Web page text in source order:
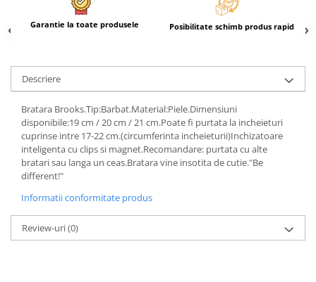
Garantie la toate produsele Posibilitate schimb produs rapid
Descriere
Bratara Brooks.Tip:Barbat.Material:Piele.Dimensiuni
disponibile:19 cm / 20 cm / 21 cm.Poate fi purtata la incheieturi
cuprinse intre 17-22 cm.(circumferinta incheieturii)Inchizatoare
inteligenta cu clips si magnet.Recomandare: purtata cu alte
bratari sau langa un ceas.Bratara vine insotita de cutie."Be
different!"
Informatii conformitate produs
Review-uri(0)